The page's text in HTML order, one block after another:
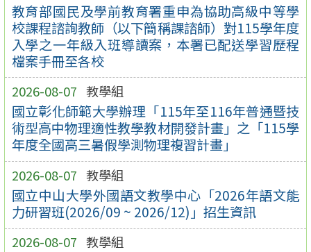
教育部國民及學前教育署重申為協助高級中等學
校課程諮詢教師（以下簡稱課諮師）對115學年度
入學之一年級入班導讀案，本署已配送學習歷程
檔案手冊至各校
2026-08-07 教學組
國立彰化師範大學辦理「115年至116年普通暨技
術型高中物理適性教學教材開發計畫」之「115學
年度全國高三暑假學測物理複習計畫」
2026-08-07 教學組
國立中山大學外國語文教學中心「2026年語文能
力研習班(2026/09 ~ 2026/12)」招生資訊
2026-08-07 教學組